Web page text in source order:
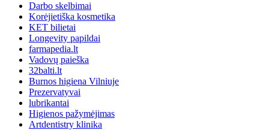
Darbo skelbimai
Korėjietiška kosmetika
KET bilietai
Longevity papildai
farmapedia.lt
Vadovų paieška
32balti.lt
Burnos higiena Vilniuje
Prezervatyvai
lubrikantai
Higienos pažymėjimas
Artdentistry klinika